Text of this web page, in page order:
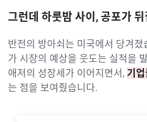
그런데 하룻밤 사이, 공포가
반전의 방아쇠는 미국에서 당겨졌
가 시장의 예상을 웃도는 실적을
애저의 성장세가 이어지면서, 기
는 점을 보여줬습니다.